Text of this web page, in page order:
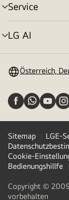
Service
Menü
umschalten
LG AI
Menü
Österreich,
Sitemap
LGE-
Cookie-
Bedienungshillfe
Copyright ©
vorbehalten